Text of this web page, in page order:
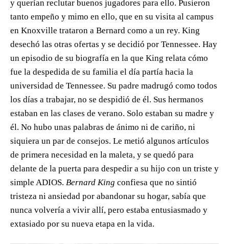
y querían reclutar buenos jugadores para ello. Pusieron
tanto empeño y mimo en ello, que en su visita al campus
en Knoxville trataron a Bernard como a un rey. King
desechó las otras ofertas y se decidió por Tennessee. Hay
un episodio de su biografía en la que King relata cómo
fue la despedida de su familia el día partía hacia la
universidad de Tennessee. Su padre madrugó como todos
los días a trabajar, no se despidió de él. Sus hermanos
estaban en las clases de verano. Solo estaban su madre y
él. No hubo unas palabras de ánimo ni de cariño, ni
siquiera un par de consejos. Le metió algunos artículos
de primera necesidad en la maleta, y se quedó para
delante de la puerta para despedir a su hijo con un triste y
simple ADIOS. Bernard King confiesa que no sintió
tristeza ni ansiedad por abandonar su hogar, sabía que
nunca volvería a vivir allí, pero estaba entusiasmado y
extasiado por su nueva etapa en la vida.